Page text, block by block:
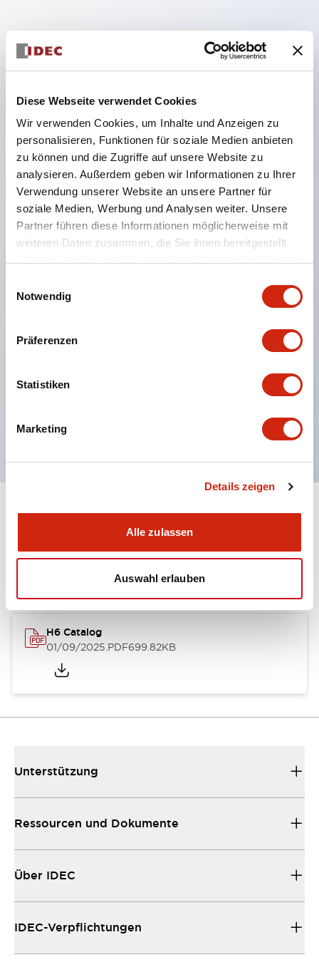
Diese Webseite verwendet Cookies
Wir verwenden Cookies, um Inhalte und Anzeigen zu
personalisieren, Funktionen für soziale Medien anbieten
zu können und die Zugriffe auf unsere Website zu
analysieren. Außerdem geben wir Informationen zu Ihrer
Verwendung unserer Website an unsere Partner für
soziale Medien, Werbung und Analysen weiter. Unsere
Partner führen diese Informationen möglicherweise mit
weiteren Daten zusammen, die Sie ihnen bereitgestellt
Notwendig
Präferenzen
Statistiken
Marketing
Details zeigen
Alle zulassen
Auswahl erlauben
Hauptmerkmale
Verriegelungshebel-Bauweise
Verwendung von □24mm und Ø24mm Größen
(Bezel), bedienbar mit Daumen oder
Arbeitshandschuhen
Erhöhung der Betätigungskraft und langer Hub
zur Vermeidung von Fehlbedienungen und
Verbesserung der Bedienungssicherheit.
einfach möglich.
Vibrationen und Stöße, mit Schutzart IP65 für
UL- und CSA-Zertifizierung.
(EN60947-5-1, TÜV Rheinland Zertifizierung)
Dokumente und Dateien
Kataloge & Broschüren
H6 Catalog
01/09/2025.PDF699.82KB
Unterstützung
Ressourcen und Dokumente
Über IDEC
IDEC-Verpflichtungen